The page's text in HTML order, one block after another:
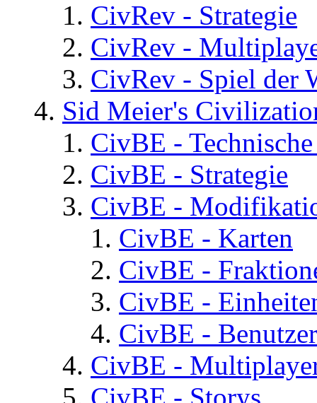
CivRev - Strategie
CivRev -
CivRev - Spiel der
Sid Meier's
CivBE -
CivBE - Strategie
CivBE -
CivBE - Karten
CivBE -
CivBE -
CivBE -
CivBE -